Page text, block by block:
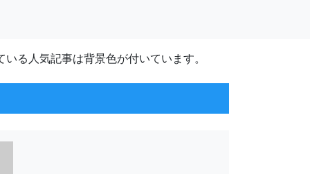
る人気記事は背景色が付いています。